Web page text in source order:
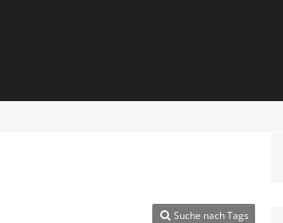
Suche nach Tags